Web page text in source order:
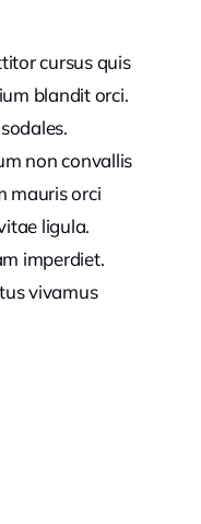
cursus quis
blandit orci.
non convallis
mauris orci
ligula.
imperdiet.
vivamus